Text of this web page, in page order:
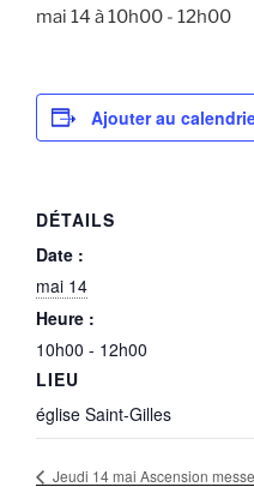
mai 14 à 10h00 - 12h00
Ajouter au
DÉTAILS
Date :
mai 14
Heure :
10h00 - 12h00
LIEU
église Saint-Gilles
Jeudi 14 mai Ascension